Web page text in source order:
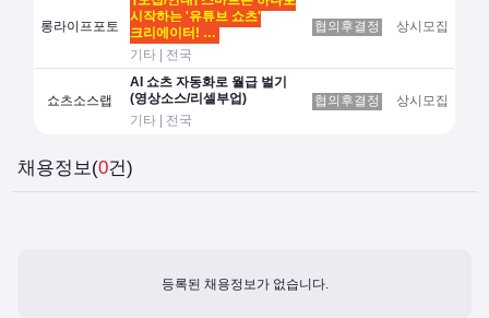
롱라이프포토
시작하는 '유튜브 쇼츠'
크리에이터! …
기타 | 전국
협의후결정 상시모집
쇼츠소스랩
AI 쇼츠 자동화로 월급 벌기
(영상소스/리셀부업)
기타 | 전국
협의후결정 상시모집
채용정보(0건)
등록된 채용정보가 없습니다.